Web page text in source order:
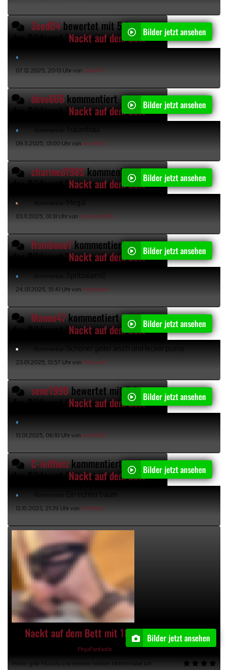
Seed04bewertet mit 5 Sternen
Nackt auf dem Bett"
Bilder jetzt ansehen
07.12.2025, 20:13 Uhr vonSeed04
devo666kommentiert
Nackt auf dem Bett"
Bilder jetzt ansehen
Kommentar: Traumfrau!
09.11.2025, 01:00 Uhr vondevo666
charmed1985kommentiert
Nackt auf dem Bett"
Bilder jetzt ansehen
Kommentar: Mega!
03.11.2025, 01:31 Uhr voncharmed1985
Hambone1kommentiert
Nackt auf dem Bett"
Bilder jetzt ansehen
Kommentar: Spritzalarm!!!
24.01.2025, 15:41 Uhr von Hambone1
Manne47kommentiert
Nackt auf dem Bett"
Bilder jetzt ansehen
Kommentar: Schöner geiler arsch und lecker pussy
23.01.2025, 13:57 Uhr von Manne47
sene1990bewertet mit 5 Sternen
Nackt auf dem Bett"
Bilder jetzt ansehen
13.01.2025, 06:10 Uhr vonsene1990
C-leifholzkommentiert
Nackt auf dem Bett"
Bilder jetzt ansehen
Kommentar: Ein echter traum
13.10.2023, 21:39 Uhr vonC-leifholz
Nackt auf dem Bett mit 18 Bildern
FinjaFantastic
Bilder jetzt ansehen
Meine geile Muschi und meinen heissen hintern habe ich